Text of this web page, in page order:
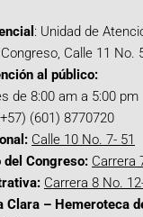
: Unidad de
Calle 11 No.
al público:
de 8:00 am a 5:00 pm
(601) 8770720
Calle 10 No. 7- 51
del Congreso: Carrera
Carrera 8 No.
Clara – Hemeroteca